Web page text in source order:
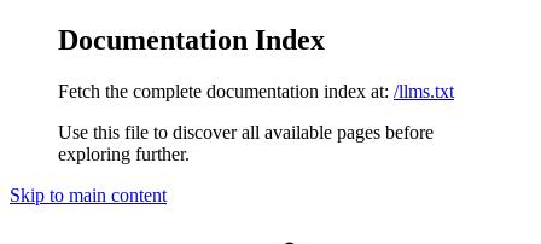
Documentation Index
Fetch the complete documentation index at: /llms.txt
Use this file to discover all available pages before
exploring further.
Skip to main content